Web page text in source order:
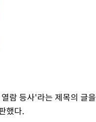
람 등사'라는 제목의 글을
했다.